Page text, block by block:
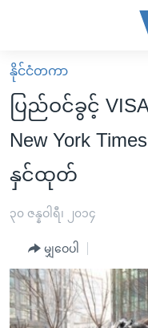
လွယ်ကူ
စေ
သည့်
Link
များ
ပင်မ
ကျော်
ကြည့်
ရန်
မူလစာမျက်နှာ
မြန်မာ
ကမ္ဘာ့သတင်းများ
နိုင်ငံတကာ
အစ္စရေး-ပါလက်စတိုင်း
ဗွီဒီယို
ရပ်ဝန်းတခု လမ်းတခု အ
အင်္ဂလိပ်စာလေ့လာမယ်
အမေရိကန်သုံးအီဒီယံ
မကြေးမုံရဲ့ အင်္ဂလိပ်စာ
အပတ်စဉ်ကဏ္ဍများ
ရေဒီယို
ရေဒီယိုနှင့်ရုပ်သံ အချက်
နိုင်ငံတကာ
ပြည်ဝင်ခွင့်
New York
နှင်ထုတ်
၃၀ ဇန္နဝါရီ၊ ၂၀၁၄
မျှဝေပါ